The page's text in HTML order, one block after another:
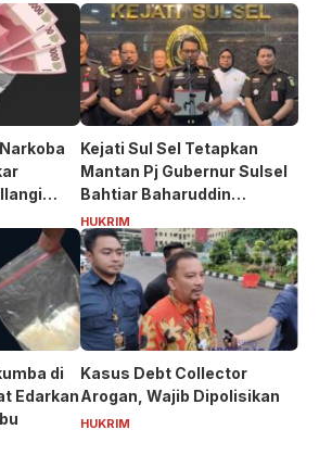
Kejati Sul Sel Tetapkan
Mantan Pj Gubernur Sulsel
Bahtiar Baharuddin
Tersangka Kasus Korupsi
Bibit Nanas Rp50 Miliar
HUKRIM
di
Edarkan
Kasus Debt Collector
Arogan, Wajib Dipolisikan
HUKRIM